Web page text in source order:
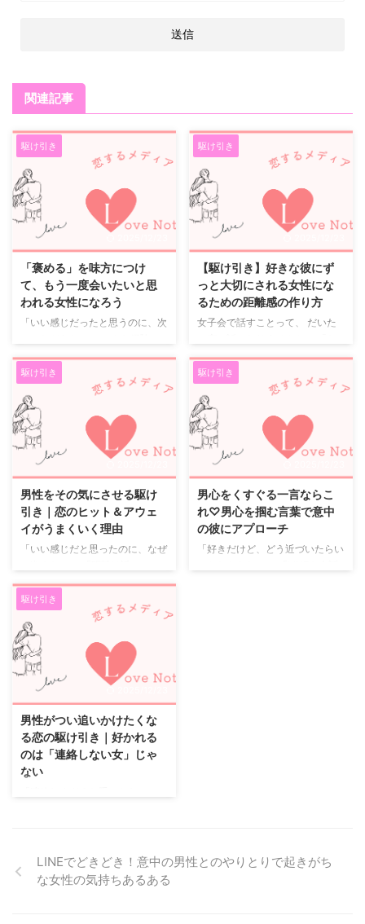
関連記事
駆け引き
「褒める」を味方につけ
て、もう一度会いたいと思
われる女性になろう
「いい感じだったと思うのに、次
ありませんか。 実は、また会い
たいと思われるかどうかは、 デ
ート中の会話や振る舞いよりも、
一緒にいてどんな気持ちになれた
かが大きく影響します。 そこで
大切になるのが、「褒める」とい
うコミュニケーションです。 褒
める技術は「印象」を残すための
わせたいなら、 相手の自尊心を
そっと支える会話が効果的です。
男性は褒められたい生き物、 と
言われることがありますが、 単
ません。 「この人といると ...
駆け引き
【駆け引き】好きな彼にず
っと大切にされる女性にな
るための距離感の作り方
女子会で話すことって、 だいた
んで私ばっかり好きなんだろう」
「追ってるつもりないのに、追っ
てる気がする」 そんなモヤモ
ヤ、経験ある人も多いと思いま
す。 この記事では、 相手を振り
回すためのテクニックではなく、
好きな人に“安心されすぎない距
離感”の作り方について整理しま
よく言われるのが、 「男は追う
生き物」という話。 でも実際
は、 追う・追われるというよ
り、 余白があると気持ちが動き
駆け引き
男性をその気にさせる駆け
引き｜恋のヒット＆アウェ
イがうまくいく理由
「いい感じだと思ったのに、なぜ
に、恋に発展しない」 そんなと
きに知っておきたいのが、 恋の
ヒット＆アウェイという考え方で
す。 これは相手を操作するテク
ニックではなく、 恋が自然に動
き出しやすい“距離の作り方”の話
です。 男性をその気にさせる駆
け引きとは ヒット＆アウェイ
使われる戦術です。 一気に距離
を縮めて印象を残し、 相手が反
応する前に少し離れる。 これを
恋愛に置き換えると、 ・楽しく
駆け引き
男心をくすぐる一言ならこ
れ♡男心を掴む言葉で意中
の彼にアプローチ
「好きだけど、どう近づいたらい
駆け引き
男性がつい追いかけたくな
る恋の駆け引き｜好かれる
のは「連絡しない女」じゃ
ない
と思います。 でも実は、 男性が
惹かれるかどうかを決めているの
は、 LINEの量そのものではあり
LINEでどきどき！意中の男性とのやりとりで起きがち
な女性の気持ちあるある